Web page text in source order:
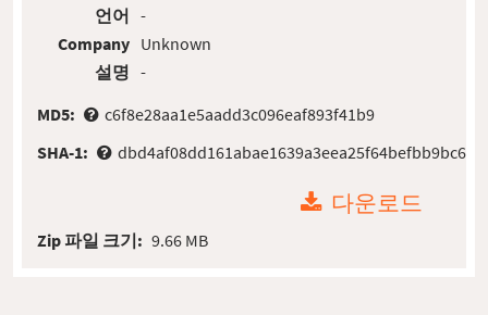
언어
Company
설명
-
Unknown
-
MD5:
c6f8e28aa1e5aadd3c096eaf893f41b9
SHA-1:
dbd4af08dd161abae1639a3eea25f64befbb9bc6
다운로드
Zip 파일 크기: 9.66 MB